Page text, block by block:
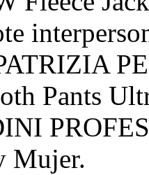
Pants
Mujer.